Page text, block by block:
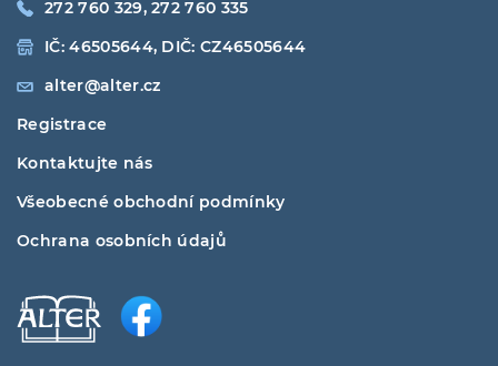
272 760 329, 272 760 335
IČ: 46505644, DIČ: CZ46505644
alter@alter.cz
Registrace
Kontaktujte nás
Všeobecné obchodní podmínky
Ochrana osobních údajů